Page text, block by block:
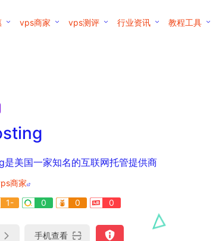
vps商家 vps测评 行业资讯 教程工具
美国一家知名的互联网托管提供商
商家
1- 0 0 0
手机查看